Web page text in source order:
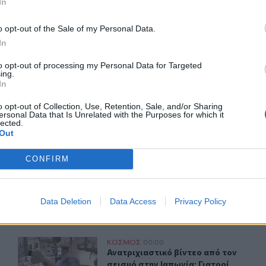
opt-out of the Sale of my Personal Data.
opt-out of processing my Personal Data for Targeted
opt-out of Collection, Use, Retention, Sale, and/or Sharing
Data that Is Unrelated with the Purposes for which it
CONFIRM
Data Deletion Data Access Privacy Policy
του CRETALIVE
ΕΊΔΗΣΗ
2 νεκροί
Σεισμός 5,8 βαθμών στις δυτικές Φιλιππίνες
Φιλιππίνες
για νεκρούς
σε σχολείο – Αναφορές για νεκρούς
Ανατριχιαστικό βίντεο από τον σεισμό στην Ιαπωνία:
ΚΟΣΜΟΣ 00:00
Ανατριχιαστικό βίντεο από τον
Ανατριχιαστικό βίντεο από τον
σεισμό στην Ιαπωνία: Γιατροί